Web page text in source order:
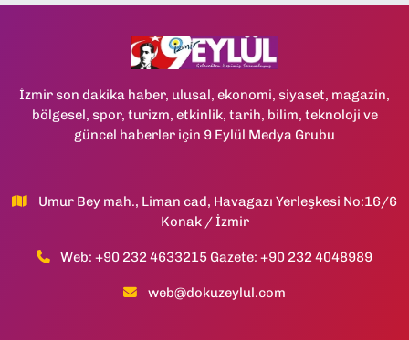
İzmir son dakika haber, ulusal, ekonomi, siyaset, magazin,
bölgesel, spor, turizm, etkinlik, tarih, bilim, teknoloji ve
güncel haberler için 9 Eylül Medya Grubu
Umur Bey mah., Liman cad, Havagazı Yerleşkesi No:16/6
Konak / İzmir
Web: +90 232 4633215 Gazete: +90 232 4048989
web@dokuzeylul.com